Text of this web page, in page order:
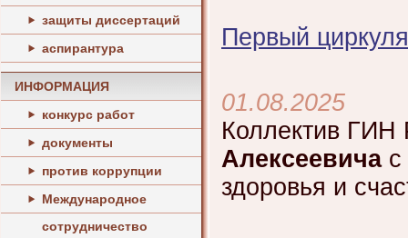
защиты диссертаций
аспирантура
ИНФОРМАЦИЯ
конкурс работ
документы
против коррупции
Международное
сотрудничество
Первый
01.08.2025
Коллектив
Алексеевичас
здоровья и